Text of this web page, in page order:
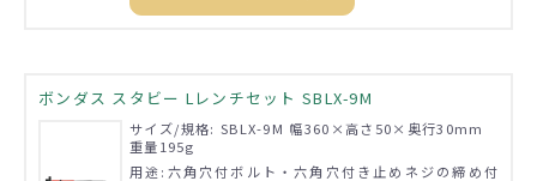
ボンダス スタビー Lレンチセット SBLX-9M
サイズ/規格: SBLX-9M 幅360×高さ50×奥行30mm
重量195g
用途:六角穴付ボルト・六角穴付き止めネジの締め付